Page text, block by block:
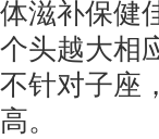
体滋补保健
个头越大相
不针对子座
高。